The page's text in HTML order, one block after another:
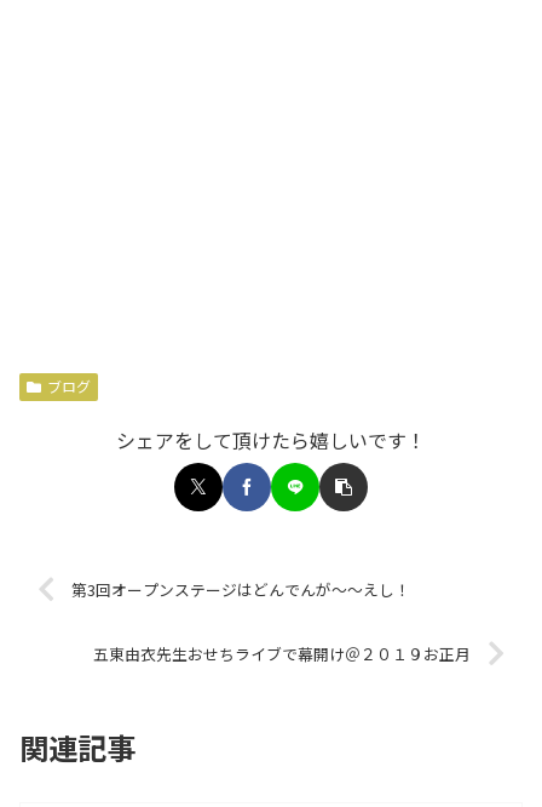
ブログ
シェアをして頂けたら嬉しいです！
第3回オープンステージはどんでんが～～えし！
五東由衣先生おせちライブで幕開け＠２０１９お正月
関連記事